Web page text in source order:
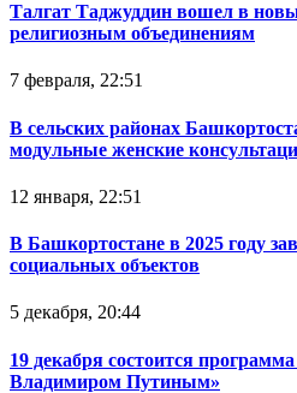
Талгат Таджуддин вошел в
религиозным объединениям
7 февраля, 22:51
В сельских районах
модульные женские
12 января, 22:51
В Башкортостане в 2025 году
социальных объектов
5 декабря, 20:44
19 декабря состоится
Владимиром Путиным»